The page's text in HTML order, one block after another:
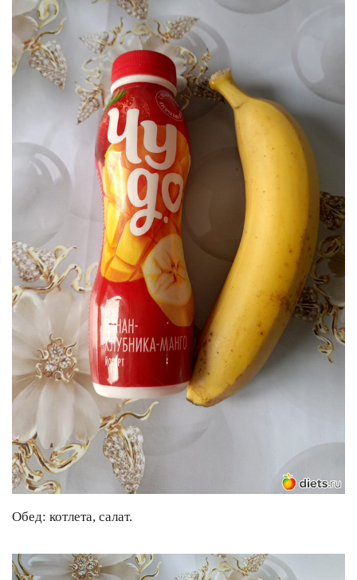
Обед: котлета, салат.